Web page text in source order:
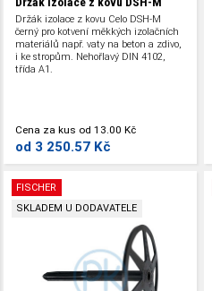
Držák izolace z kovu Celo DSH-M
černý pro kotvení měkkých izolačních
materiálů např. vaty na beton a zdivo,
i ke stropům. Nehořlavý DIN 4102,
třída A1.
Cena za kus od 13.00 Kč
od 3 250.57 Kč
FISCHER
SKLADEM U DODAVATELE